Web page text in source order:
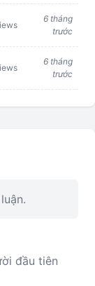
6 tháng
trước
6 tháng
trước
đầu tiên